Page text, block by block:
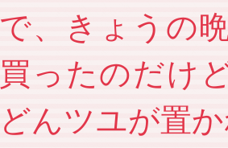
で、きょうの
買ったのだけ
どんツユが置